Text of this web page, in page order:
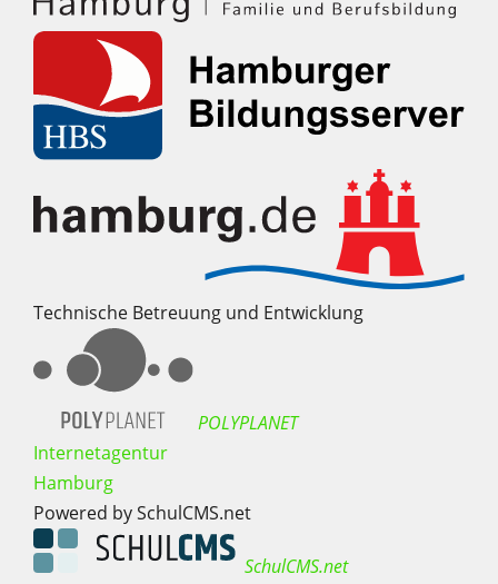
Technische Betreuung und Entwicklung
POLYPLANET
Internetagentur
Hamburg
Powered by SchulCMS.net
SchulCMS.net